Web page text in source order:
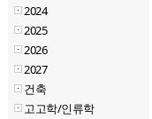
2024
2025
2026
2027
건축
고고학/인류학